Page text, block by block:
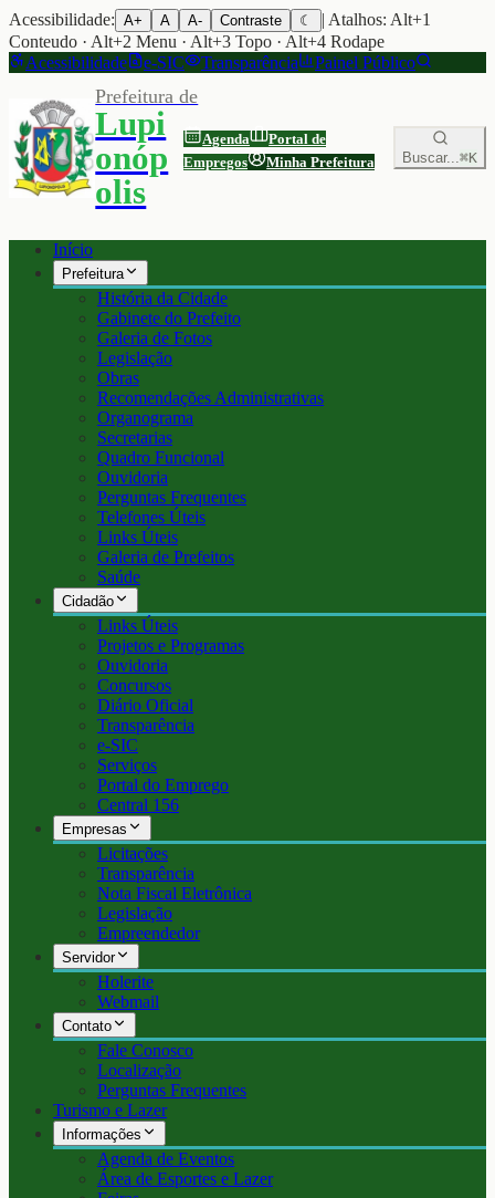
Acessibilidade: A+ A A- Contraste ☾
| Atalhos: Alt+1
Conteudo · Alt+2 Menu · Alt+3 Topo · Alt+4 Rodape
Acessibilidade
e-SIC Transparência Painel Público
Prefeitura de
Lupi
onóp
olis
Agenda
Portal de
Empregos
Minha Prefeitura Buscar...⌘K
Início
Prefeitura
História da Cidade
Gabinete do Prefeito
Galeria de Fotos
Legislação
Obras
Recomendações Administrativas
Organograma
Secretarias
Quadro Funcional
Ouvidoria
Perguntas Frequentes
Telefones Úteis
Links Úteis
Galeria de Prefeitos
Saúde
Cidadão
Links Úteis
Projetos e Programas
Ouvidoria
Concursos
Diário Oficial
Transparência
e-SIC
Serviços
Portal do Emprego
Central 156
Empresas
Licitações
Transparência
Nota Fiscal Eletrônica
Legislação
Empreendedor
Servidor
Holerite
Webmail
Contato
Fale Conosco
Localização
Perguntas Frequentes
Turismo e Lazer
Informações
Agenda de Eventos
Área de Esportes e Lazer